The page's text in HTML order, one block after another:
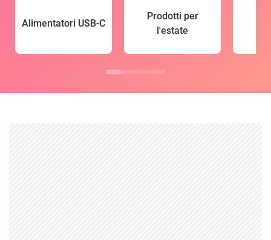
Alimentatori USB-C
Prodotti per
l'estate